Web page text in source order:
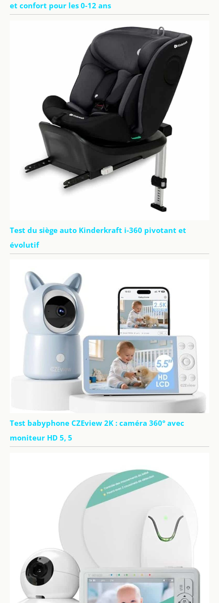
et confort pour les 0-12 ans
Test du siège auto Kinderkraft i-360 pivotant et
évolutif
Test babyphone CZEview 2K : caméra 360° avec
moniteur HD 5, 5